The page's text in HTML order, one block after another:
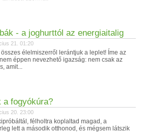
- a joghurttól az energiaitalig
21. 01:20
élelmiszerről lerántjuk a leplet! Íme az
éppen nevezhető igazság: nem csak az
amit...
a fogyókúra?
20. 23:00
félholtra koplaltad magad, a
lett a második otthonod, és mégsem látszik